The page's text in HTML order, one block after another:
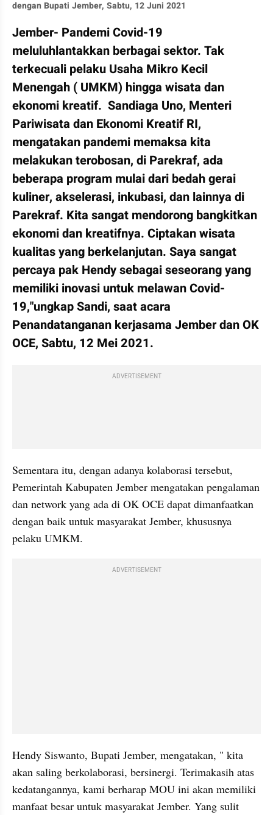
dengan Bupati Jember, Sabtu, 12 Juni 2021
Jember- Pandemi Covid-19
meluluhlantakkan berbagai sektor. Tak
terkecuali pelaku Usaha Mikro Kecil
Menengah ( UMKM) hingga wisata dan
ekonomi kreatif.  Sandiaga Uno, Menteri
Pariwisata dan Ekonomi Kreatif RI,
mengatakan pandemi memaksa kita
melakukan terobosan, di Parekraf, ada
beberapa program mulai dari bedah gerai
kuliner, akselerasi, inkubasi, dan lainnya di
Parekraf. Kita sangat mendorong bangkitkan
ekonomi dan kreatifnya. Ciptakan wisata
kualitas yang berkelanjutan. Saya sangat
percaya pak Hendy sebagai seseorang yang
memiliki inovasi untuk melawan Covid-
19,"ungkap Sandi, saat acara
Penandatanganan kerjasama Jember dan OK
OCE, Sabtu, 12 Mei 2021.
ADVERTISEMENT
Sementara itu, dengan adanya kolaborasi tersebut,
Pemerintah Kabupaten Jember mengatakan pengalaman
dan network yang ada di OK OCE dapat dimanfaatkan
dengan baik untuk masyarakat Jember, khususnya
pelaku UMKM.
ADVERTISEMENT
Hendy Siswanto, Bupati Jember, mengatakan, " kita
akan saling berkolaborasi, bersinergi. Terimakasih atas
kedatangannya, kami berharap MOU ini akan memiliki
manfaat besar untuk masyarakat Jember. Yang sulit